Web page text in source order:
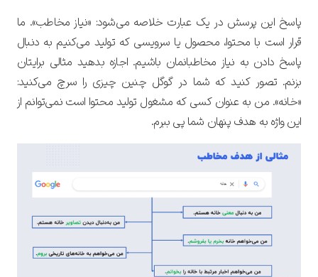
پاسخ این پرسش در یک عبارت خلاصه می‌شود: «نیاز مخاطب». ما
قرار است با محتوا، محصول یا سرویسی که تولید می‌کنیم به دنبال
پاسخ دادن به نیاز مخاطبانمان باشیم. اجازه بدهید مثالی برایتان
بزنم. تصور کنید که شما در گوگل چنین چیزی را سرچ می‌کنید:
«خانه». من به عنوان کسی که مشغول تولید محتوا است نمی‌توانم از
این واژه به هدف پنهان شما پی ببرم.